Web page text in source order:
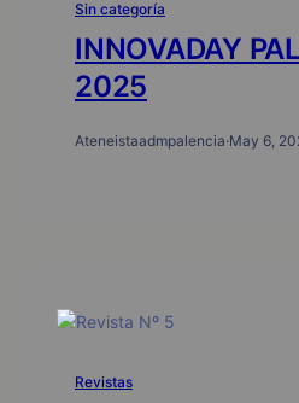
Sin categoría
INNOVADAY
2025
Ateneistaadmpalencia·May 6,
Revistas